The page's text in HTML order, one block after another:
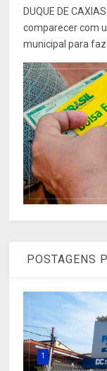
DUQUE DE
comparecer com
municipal para
POSTAGENS
1